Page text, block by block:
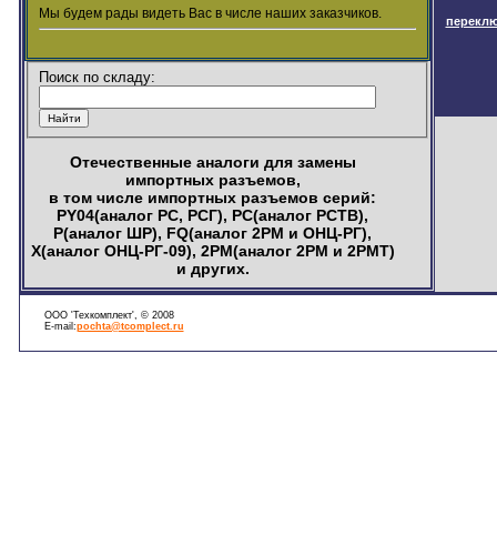
Мы будем рады видеть Вас в числе наших заказчиков.
Поиск по складу:
Отечественные аналоги для замены
импортных разъемов,
в том числе импортных разъемов серий:
PY04(аналог РС, РСГ), PC(аналог РСТВ),
P(аналог ШР), FQ(аналог 2РМ и ОНЦ-РГ),
X(аналог ОНЦ-РГ-09), 2PM(аналог 2РМ и 2РМТ)
и других.
ООО 'Техкомплект', © 2008
E-mail:pochta@tcomplect.ru